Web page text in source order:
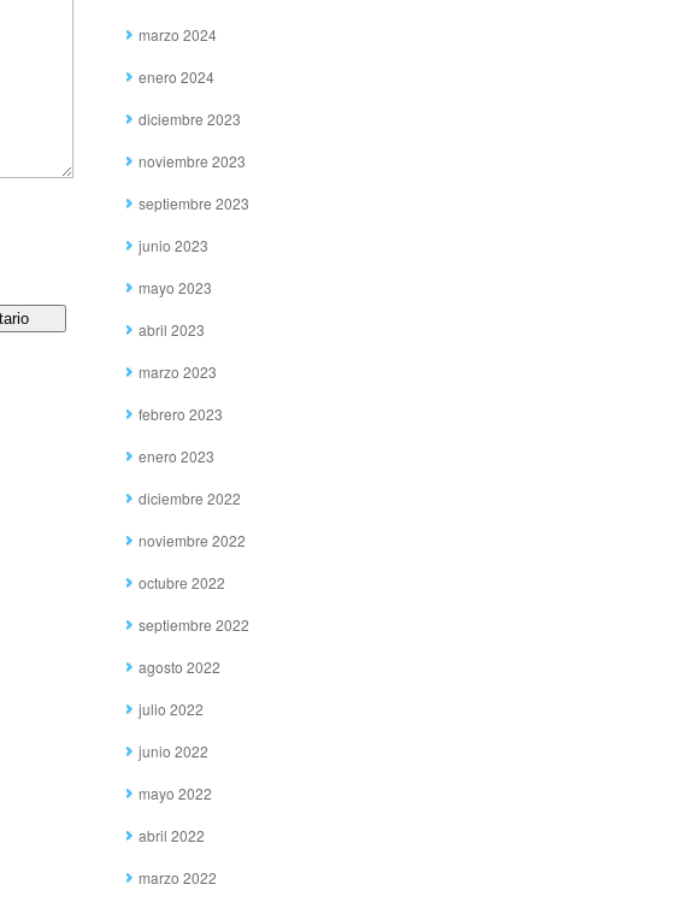
marzo 2024
enero 2024
diciembre 2023
noviembre 2023
septiembre 2023
junio 2023
mayo 2023
abril 2023
marzo 2023
febrero 2023
enero 2023
diciembre 2022
noviembre 2022
octubre 2022
septiembre 2022
agosto 2022
julio 2022
junio 2022
mayo 2022
abril 2022
marzo 2022